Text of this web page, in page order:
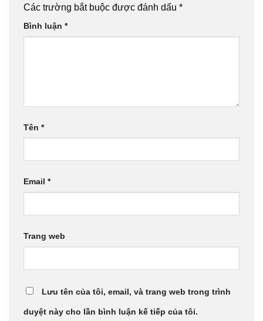
Các trường bắt buộc được đánh dấu *
Bình luận *
Tên *
Email *
Trang web
Lưu tên của tôi, email, và trang web trong trình
duyệt này cho lần bình luận kế tiếp của tôi.